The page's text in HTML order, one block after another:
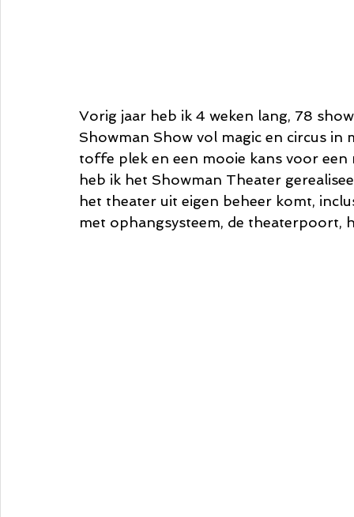
Vorig jaar heb ik 4 weken lang, 78
Showman Show vol magic en circus
toffe plek en een mooie kans voor
heb ik het Showman Theater
het theater uit eigen beheer komt,
met ophangsysteem, de theaterpoort,